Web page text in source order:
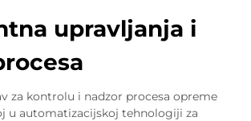
upravljanja i
za kontrolu i nadzor procesa opreme
u automatizacijskoj tehnologiji za